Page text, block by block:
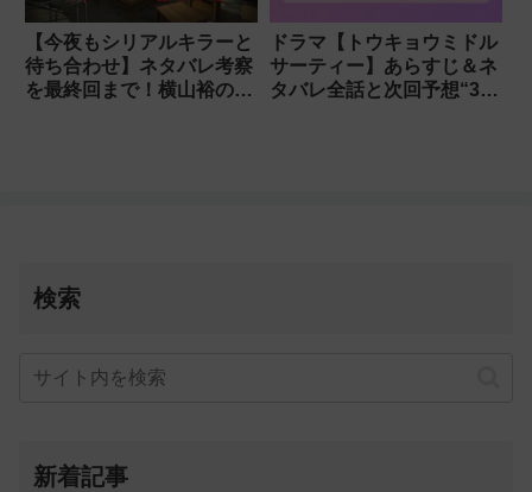
【今夜もシリアルキラーと
待ち合わせ】ネタバレ考察
を最終回まで！横山裕の復
ドラマ【トウキョウミドル
サーティー】あらすじ＆ネ
タバレ全話と次回予想“35
検索
新着記事